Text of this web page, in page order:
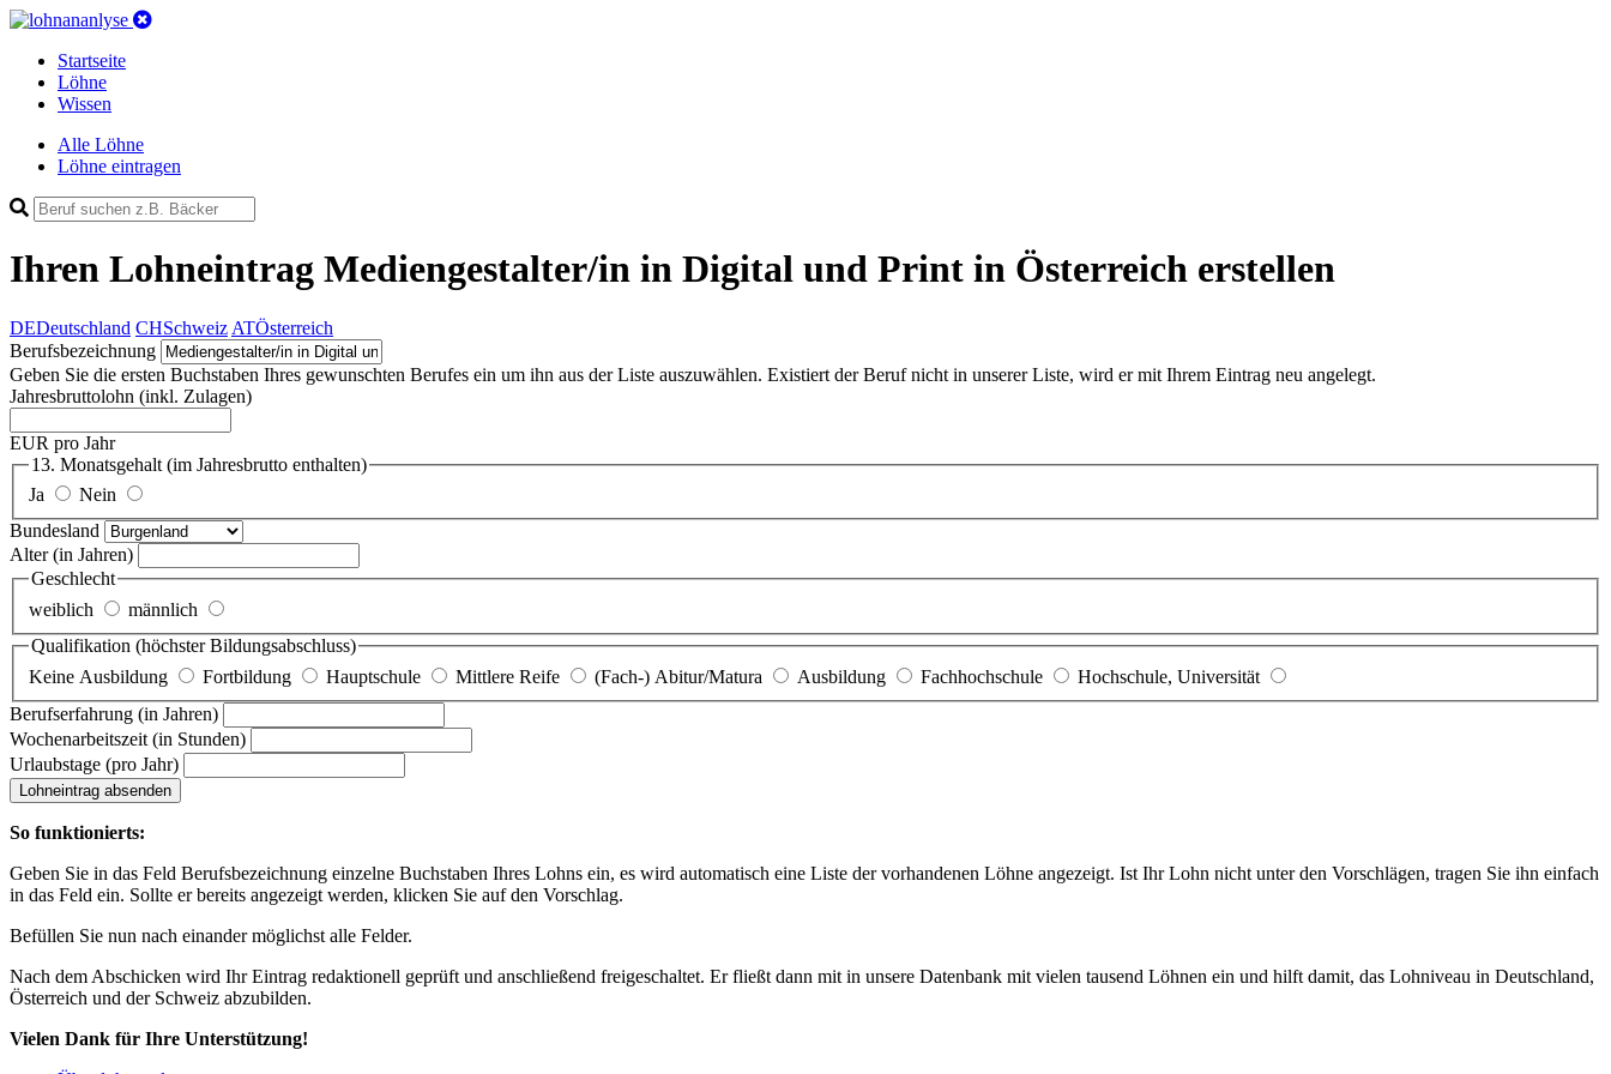
Startseite
Löhne
Wissen
Alle Löhne
Löhne eintragen
Ihren Lohneintrag Mediengestalter/in in Digital und Print in Österreich erstellen
DEDeutschland CHSchweiz ATÖsterreich
Berufsbezeichnung
Geben Sie die ersten Buchstaben Ihres gewunschten Berufes ein um ihn aus der Liste auszuwählen. Existiert der Beruf nicht in unserer Liste, wird er mit Ihrem Eintrag neu angelegt.
Jahresbruttolohn (inkl. Zulagen)
EUR pro Jahr
13. Monatsgehalt (im Jahresbrutto enthalten)
Ja
Nein
Bundesland
Alter(in Jahren)
Geschlecht
weiblich
männlich
Qualifikation (höchster Bildungsabschluss)
Keine Ausbildung
Fortbildung Hauptschule Mittlere Reife (Fach-) Abitur/Matura Ausbildung Fachhochschule
Hochschule, Universität
Berufserfahrung (in Jahren)
Wochenarbeitszeit (in Stunden)
Urlaubstage (pro Jahr)
Lohneintrag absenden
So funktionierts:
Geben Sie in das Feld Berufsbezeichnung einzelne Buchstaben Ihres Lohns ein, es wird automatisch eine Liste der vorhandenen Löhne angezeigt. Ist Ihr Lohn nicht unter den Vorschlägen, tragen Sie ihn einfach
in das Feld ein. Sollte er bereits angezeigt werden, klicken Sie auf den Vorschlag.
Befüllen Sie nun nach einander möglichst alle Felder.
Nach dem Abschicken wird Ihr Eintrag redaktionell geprüft und anschließend freigeschaltet. Er fließt dann mit in unsere Datenbank mit vielen tausend Löhnen ein und hilft damit, das Lohniveau in Deutschland,
Österreich und der Schweiz abzubilden.
Vielen Dank für Ihre Unterstützung!